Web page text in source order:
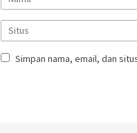
Simpan nama, email, dan